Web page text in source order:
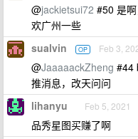
@jackietsui72 #50 是
欢广州一些
sualvin OP Feb 3,
@JaaaaackZheng #44
推消息，改天问问
lihanyu Feb 5, 2021
品秀星图买赚了啊